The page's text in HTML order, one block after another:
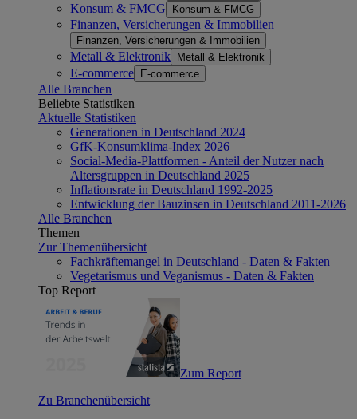
Konsum & FMCG Konsum & FMCG
Finanzen, Versicherungen & Immobilien
Finanzen, Versicherungen & Immobilien
Metall & Elektronik Metall & Elektronik
E-commerce E-commerce
Alle Branchen
Beliebte Statistiken
Aktuelle Statistiken
Generationen in Deutschland 2024
GfK-Konsumklima-Index 2026
Social-Media-Plattformen - Anteil der Nutzer nach
Altersgruppen in Deutschland 2025
Inflationsrate in Deutschland 1992-2025
Entwicklung der Bauzinsen in Deutschland 2011-2026
Alle Branchen
Themen
Zur Themenübersicht
Fachkräftemangel in Deutschland - Daten & Fakten
Vegetarismus und Veganismus - Daten & Fakten
Top Report
Zum Report
Zu Branchenübersicht